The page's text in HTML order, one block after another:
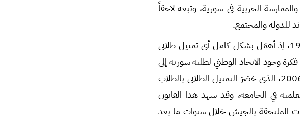
الأحزاب والممارسة الحزبية في سورية، وتبعه لاحقاً
أُصدِرت ثلاث قوانين لتنظيم الجامعات في سورية، أولها: في عام 1958، إذ أهمَل بشكل كامل أي تمثيل طلابي
ثانيها: في عام 1975، الذي أضاف فكرة وجود الاتحاد الوطني لطلبة سورية إلى
الكيانات المُشرفة على العملية التعليمية الجامعية، وآخرها: قانون 2006، الذي حَصَرَ التمثيل الطلابي بالطلاب
في الجامعة، وقد شهد هذا القانون
الملتحقة بالجيش خلال سنوات ما بعد